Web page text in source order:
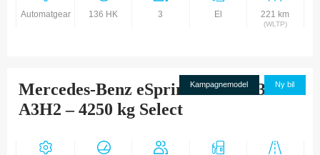
Automatgear 136 HK 3 El 221 km
(WLTP)
Kampagnemodel Ny bil
Mercedes-Benz eSprinter 420 113 Kw
A3H2 – 4250 kg Select